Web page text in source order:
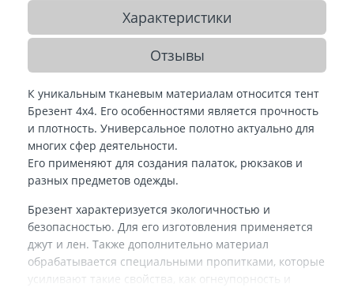
Характеристики
Отзывы
К уникальным тканевым материалам относится тент
Брезент 4x4. Его особенностями является прочность
и плотность. Универсальное полотно актуально для
многих сфер деятельности.
Его применяют для создания палаток, рюкзаков и
разных предметов одежды.
Брезент характеризуется экологичностью и
безопасностью. Для его изготовления применяется
джут и лен. Также дополнительно материал
обрабатывается специальными пропитками, которые
усиливают такие свойства, как огнеупорность и